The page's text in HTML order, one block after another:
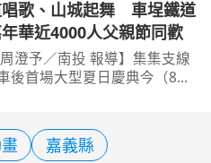
，開幕首日即吸引超過3萬人
不少家庭三代同
歌、山城起舞 車埕鐵道
華近4000人父親節同歡
周澄予／南投 報導】集集支線
後首場大型夏日慶典今（8）
嘉年華—讓鐵道唱歌，讓山城
結合鐵道、音樂
嘉義縣